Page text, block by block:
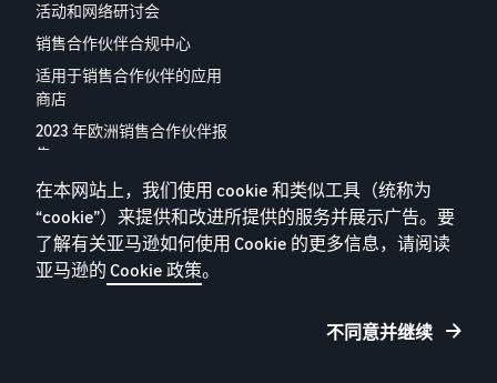
活动和网络研讨会
销售合作伙伴合规中心
适用于销售合作伙伴的应用
商店
2023 年欧洲销售合作伙伴报
告
联系我们
隐私政策
在本网站上，我们使用 cookie 和类似工具（统称为
“cookie”）来提供和改进所提供的服务并展示广告。要
了解有关亚马逊如何使用 Cookie 的更多信息，请阅读
亚马逊的 Cookie 政策。
不同意并继续